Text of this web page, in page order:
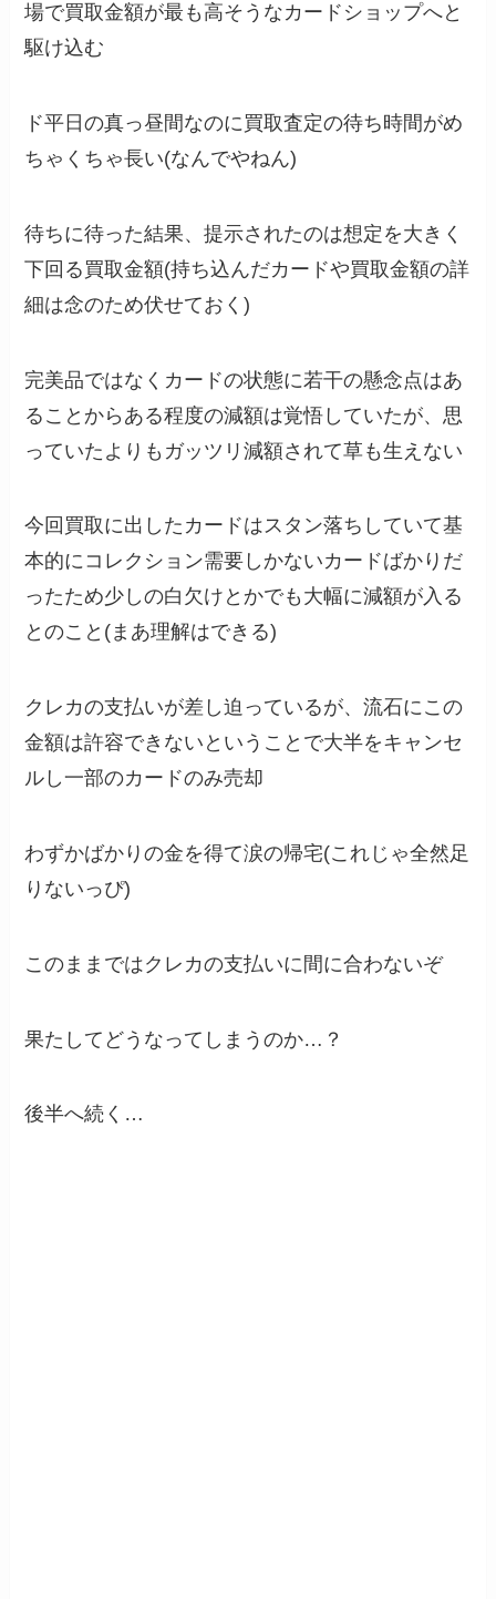
場で買取金額が最も高そうなカードショップへと
駆け込む
ド平日の真っ昼間なのに買取査定の待ち時間がめ
ちゃくちゃ長い(なんでやねん)
待ちに待った結果、提示されたのは想定を大きく
下回る買取金額(持ち込んだカードや買取金額の詳
細は念のため伏せておく)
完美品ではなくカードの状態に若干の懸念点はあ
ることからある程度の減額は覚悟していたが、思
っていたよりもガッツリ減額されて草も生えない
今回買取に出したカードはスタン落ちしていて基
本的にコレクション需要しかないカードばかりだ
ったため少しの白欠けとかでも大幅に減額が入る
とのこと(まあ理解はできる)
クレカの支払いが差し迫っているが、流石にこの
金額は許容できないということで大半をキャンセ
ルし一部のカードのみ売却
わずかばかりの金を得て涙の帰宅(これじゃ全然足
りないっぴ)
このままではクレカの支払いに間に合わないぞ
果たしてどうなってしまうのか…？
後半へ続く…